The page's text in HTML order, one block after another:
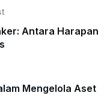
Antara Harapan
Mengelola Aset